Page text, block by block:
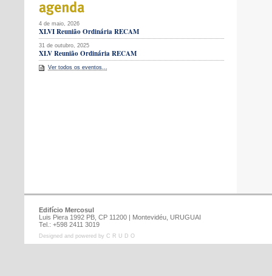
4 de maio, 2026
XLVI Reunião Ordinária RECAM
31 de outubro, 2025
XLV Reunião Ordinária RECAM
Ver todos os eventos...
Edifício Mercosul
Luis Piera 1992 PB, CP 11200 | Montevidéu, URUGUAI
Tel.: +598 2411 3019
Designed and powered by C R U D O